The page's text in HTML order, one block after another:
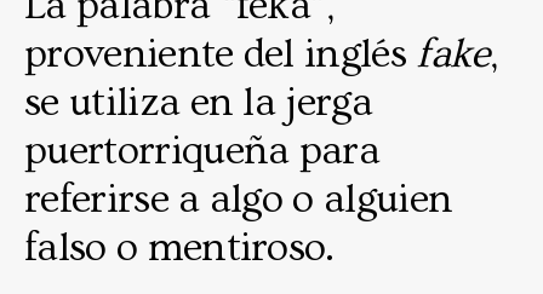
proveniente del inglés fake,
se utiliza en la jerga
puertorriqueña para
referirse a algo o alguien
falso o mentiroso.